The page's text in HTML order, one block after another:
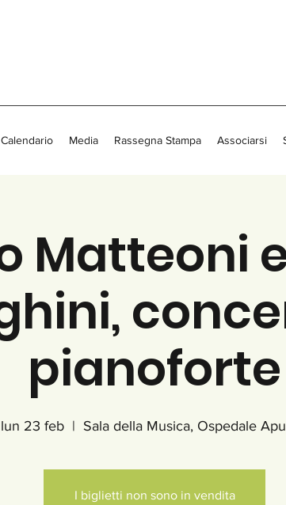
Calendario Media Rassegna Stampa Associarsi
Matteoni
pianoforte
lun 23 feb
  |
Sala della Musica, Ospedale
I biglietti non sono in vendita